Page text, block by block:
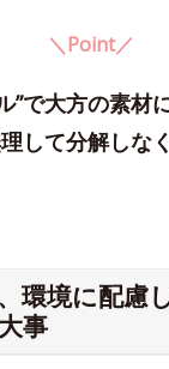
＼Point／
”で大方の素材
理して分解しな
環境に配慮
事